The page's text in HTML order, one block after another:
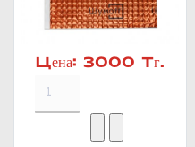
Цена: 3000 Тг.